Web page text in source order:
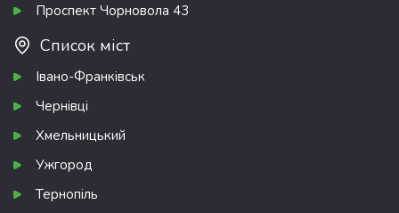
Проспект Чорновола 43
Список міст
Івано-Франківськ
Чернівці
Хмельницький
Ужгород
Тернопіль